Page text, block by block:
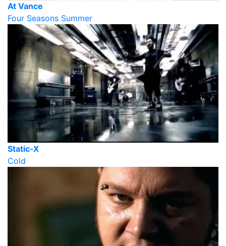
At Vance
Four Seasons Summer
Static-X
Cold